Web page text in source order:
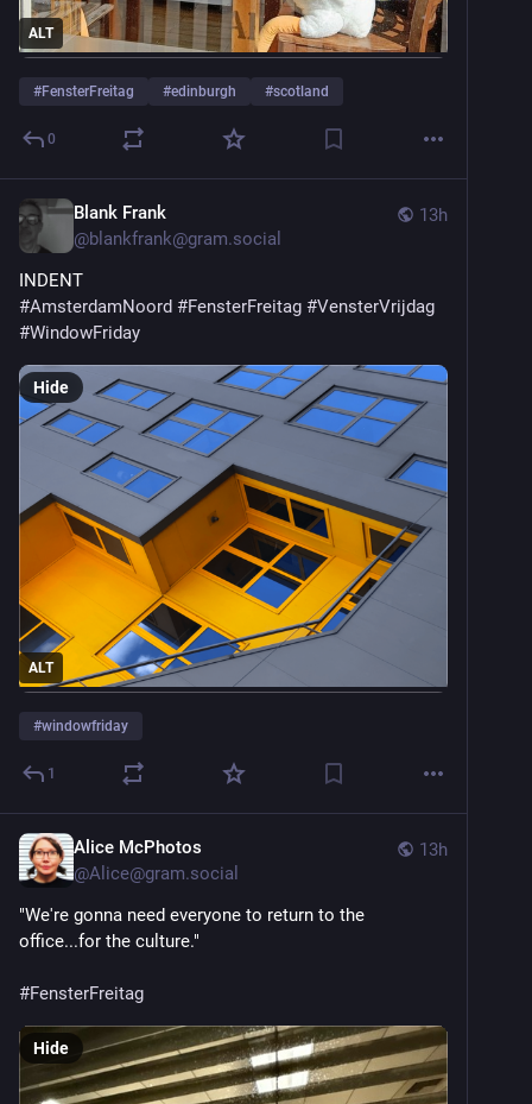
ALT
#FensterFreitag #edinburgh #scotland
0
13h
Blank Frank
@blankfrank@gram.social
INDENT
#AmsterdamNoord #FensterFreitag #VensterVrijdag
#WindowFriday
ALT
Hide
#windowfriday
1
13h
Alice McPhotos
@Alice@gram.social
"We're gonna need everyone to return to the
office...for the culture."
#FensterFreitag
Hide